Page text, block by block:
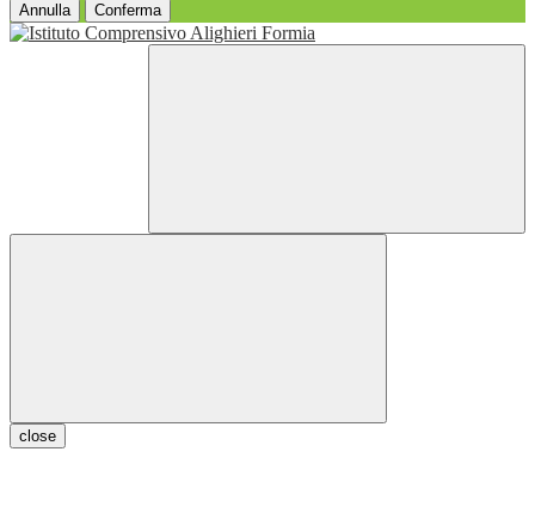
Annulla Conferma
close